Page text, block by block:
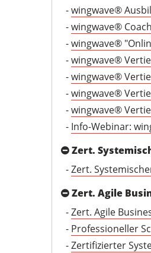
-wingwave®
-wingwave® Coach
-wingwave®
-wingwave®
-wingwave®
-wingwave®
-wingwave®
- Info-Webinar:
Zert.
-Zert.
Zert. Agile
-Zert. Agile
- Professioneller
-Zertifizierter